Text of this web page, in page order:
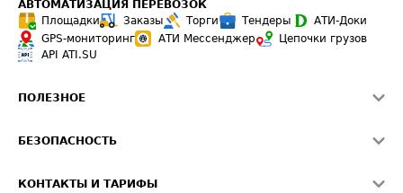
АВТОМАТИЗАЦИЯ ПЕРЕВОЗОК
Площадки
Заказы Торги Тендеры
АТИ-Доки
GPS-мониторинг
АТИ Мессенджер
Цепочки грузов
API ATI.SU
ПОЛЕЗНОЕ
Звезды ATI.SU на вашем сайте
БЕЗОПАСНОСТЬ
КОНТАКТЫ И ТАРИФЫ